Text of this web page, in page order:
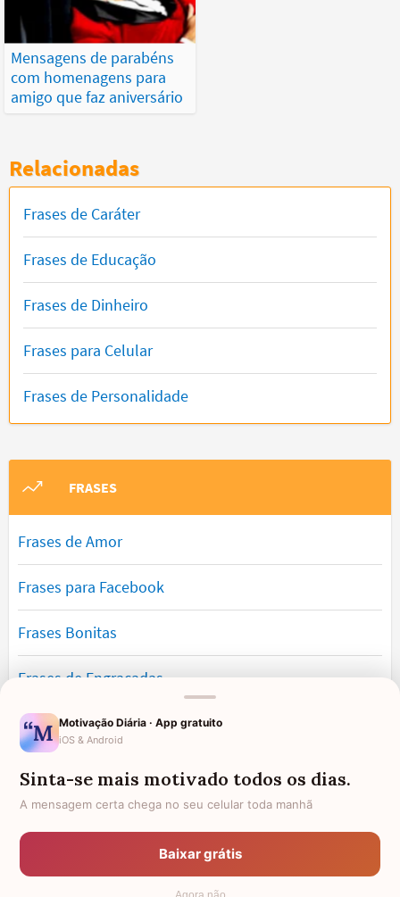
Mensagens de parabéns
com homenagens para
amigo que faz aniversário
Relacionadas
Frases de Caráter
Frases de Educação
Frases de Dinheiro
Frases para Celular
Frases de Personalidade
FRASES
Frases de Amor
Frases para Facebook
Frases Bonitas
Frases de Engraçadas
Frases Românticas
Frases de Reflexão
Frases Lindas
Motivação Diária · App gratuito
iOS & Android
Sinta-se mais motivado todos os dias.
A mensagem certa chega no seu celular toda manhã
Baixar grátis